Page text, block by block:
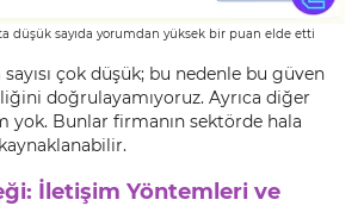
düşük sayıda yorumdan yüksek bir puan elde etti
çok düşük; bu nedenle bu güven
doğrulayamıyoruz. Ayrıca diğer
yok. Bunlar firmanın sektörde hala
İletişim Yöntemleri ve